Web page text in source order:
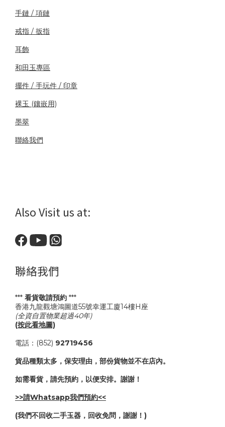
手鏈 / 項鏈
戒指 / 扳指
耳飾
和田玉專區
擺件 / 手玩件 / 印章
裸玉 (鑲嵌用)
墨翠
聯絡我們
Also Visit us at:
聯絡我們
*** 看貨敬請預約 ***
香港九龍觀塘鴻圖道55號幸運工廈14樓H座
(全資自置物業超過40年)
(按此看地圖)
電話：(852) 92719456
貨品種類太多，保安理由，部份貨物並不在店內。
如需看貨，請先預約，以便安排。謝謝！
>>請Whatsapp我們預約<<
(我們不回收二手玉器，回收免問，謝謝！)